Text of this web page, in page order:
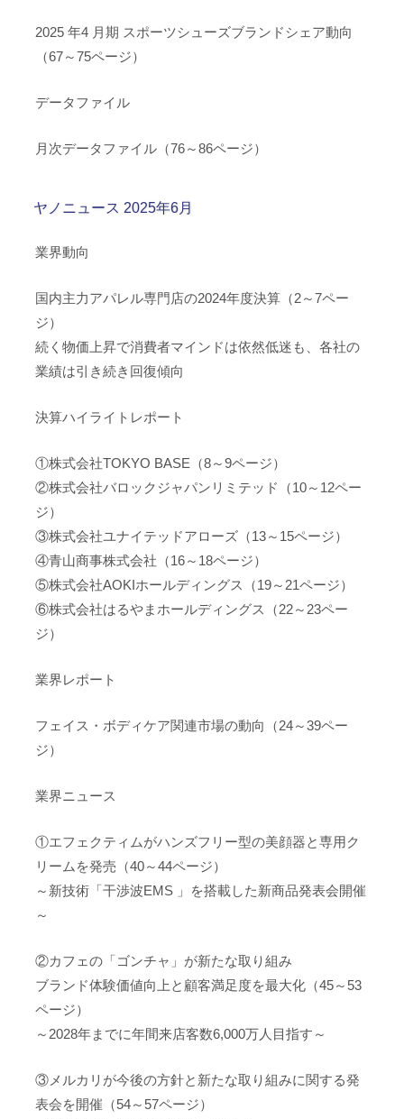
2025 年4 月期 スポーツシューズブランドシェア動向
（67～75ページ）
データファイル
月次データファイル（76～86ページ）
ヤノニュース 2025年6月
業界動向
国内主力アパレル専門店の2024年度決算（2～7ペー
ジ）
続く物価上昇で消費者マインドは依然低迷も、各社の
業績は引き続き回復傾向
決算ハイライトレポート
①株式会社TOKYO BASE（8～9ページ）
②株式会社バロックジャパンリミテッド（10～12ペー
ジ）
③株式会社ユナイテッドアローズ（13～15ページ）
④青山商事株式会社（16～18ページ）
⑤株式会社AOKIホールディングス（19～21ページ）
⑥株式会社はるやまホールディングス（22～23ペー
ジ）
業界レポート
フェイス・ボディケア関連市場の動向（24～39ペー
ジ）
業界ニュース
①エフェクティムがハンズフリー型の美顔器と専用ク
リームを発売（40～44ページ）
～新技術「干渉波EMS 」を搭載した新商品発表会開催
～
②カフェの「ゴンチャ」が新たな取り組み
ブランド体験価値向上と顧客満足度を最大化（45～53
ページ）
～2028年までに年間来店客数6,000万人目指す～
③メルカリが今後の方針と新たな取り組みに関する発
表会を開催（54～57ページ）